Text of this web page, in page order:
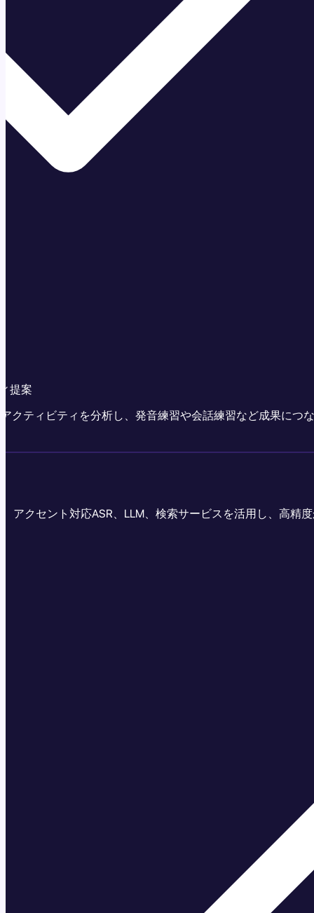
提案
クティビティを分析し、発音練習や会話練習など成果につ
アクセント対応ASR、LLM、検索サービスを活用し、高精